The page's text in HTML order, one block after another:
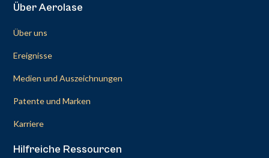
Über Aerolase
Über uns
Ereignisse
Medien und Auszeichnungen
Patente und Marken
Karriere
Hilfreiche Ressourcen